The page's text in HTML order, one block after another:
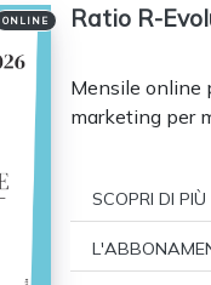
ONLINE Ratio R-
Mensile online
marketing per
SCOPRI DI PIÙ